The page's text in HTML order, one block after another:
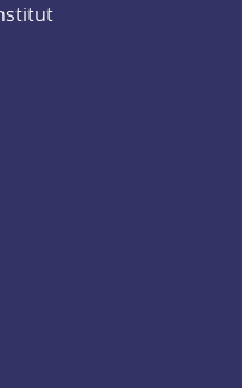
webbplats, öppnas